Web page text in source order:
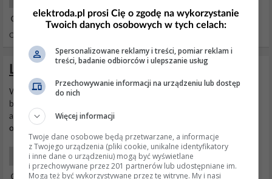
25 Paź 2023 19:48
Odpowiedzi: 48 Wyświetleń: 14313
Licznik 2-kierunkowy S34U18
Witam mam pytanie od 19 listopada mam instalacje 9,9 kWp
bifacial oraz falownik hybrydowy huawei no i
aplikacji mam uzysku 480kWp a na
oszukuje
Energia Odnawialna
04 Gru 2022 12:17
elektroda.pl prosi Cię o zgodę na wykorzystanie
Twoich danych osobowych w tych celach:
Spersonalizowane reklamy i treści, pomiar reklam i
treści, badanie odbiorców i ulepszanie usług
Przechowywanie informacji na urządzeniu lub dostęp
do nich
Więcej informacji
Twoje dane osobowe będą przetwarzane, a informacje
z Twojego urządzenia (pliki cookie, unikalne identyfikatory
i inne dane o urządzeniu) mogą być wyświetlane
i przechowywane przez 201 partnerów lub udostępniane im.
Mogą też być wykorzystywane przez tę witrynę. My i nasi